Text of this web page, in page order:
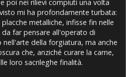
poi nei rilievi compiuti una volta
mi ha profondamente turbata:
metalliche, infisse fin nelle
far pensare all'operato di
della forgiatura, ma anche
che, anziché curare la carne,
loro sacrileghe finalità.